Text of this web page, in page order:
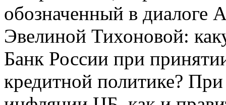
обозначенный в диалоге
Эвелиной Тихоновой:
Банк России при
кредитной политике?